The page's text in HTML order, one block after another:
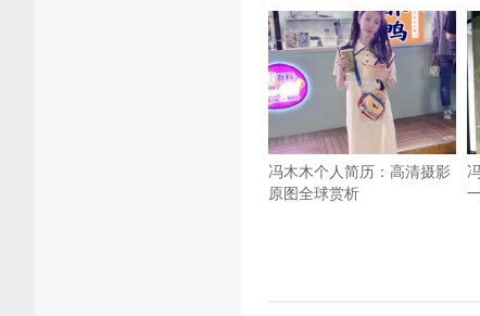
冯木木个人简历：高清摄影
原图全球赏析